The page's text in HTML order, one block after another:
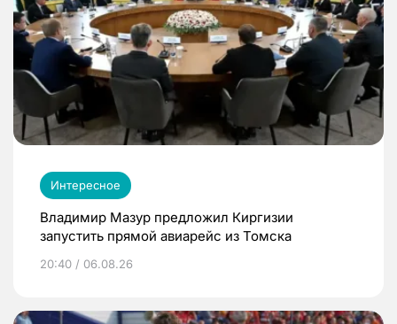
Интересное
Владимир Мазур предложил Киргизии
запустить прямой авиарейс из Томска
20:40 / 06.08.26